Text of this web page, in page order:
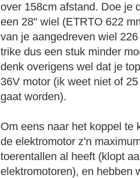
over 158cm afstand. Doe je
een 28" wiel (ETRTO 622
van je aangedreven wiel
trike dus een stuk minder
denk overigens wel dat je
36V motor (ik weet niet of
gaat worden).
Om eens naar het koppel te
de elektromotor z'n
toerentallen al heeft (klopt
elektromotoren), en hebben